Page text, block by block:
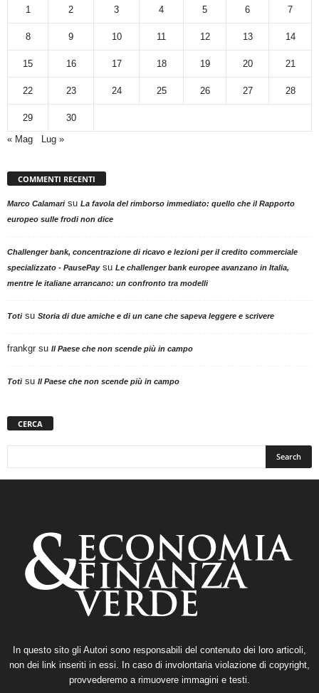
1 2 3 4 5 6 7
8 9 10 11 12 13 14
15 16 17 18 19 20 21
22 23 24 25 26 27 28
29
30
« Mag
Lug »
COMMENTI RECENTI
Marco Calamarisu La favola del rimborso immediato: quello che il Rapporto
europeo sulle frodi non dice
Challenger bank, concentrazione di ricavo e lezioni per il credito commerciale
specializzato - PausePaysu Le challenger bank europee avanzano in Italia,
mentre le italiane arrancano: un confronto tra modelli
Totisu Storia di due amiche e di un cane che sapeva leggere e scrivere
frankgr su Il Paese che non scende più in campo
Totisu Il Paese che non scende più in campo
CERCA
In questo sito gli Autori sono responsabili del contenuto dei loro articoli,
non dei link inseriti in essi. In caso di involontaria violazione di copyright,
provvederemo a rimuovere immagini e testi.